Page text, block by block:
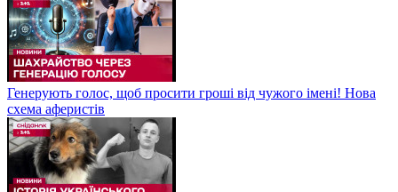
Генерують голос, щоб просити гроші від чужого імені! Нова
схема аферистів